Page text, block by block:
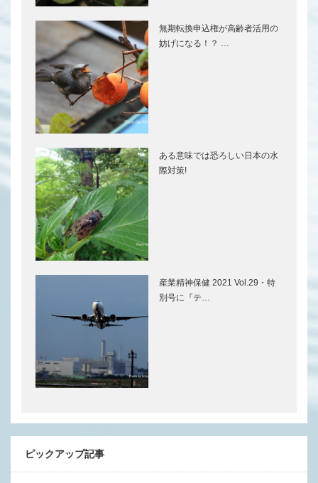
無期転換申込権が高齢者活用の
妨げになる！？ …
ある意味では恐ろしい日本の水
際対策!
産業精神保健 2021 Vol.29・特
別号に『テ…
ピックアップ記事